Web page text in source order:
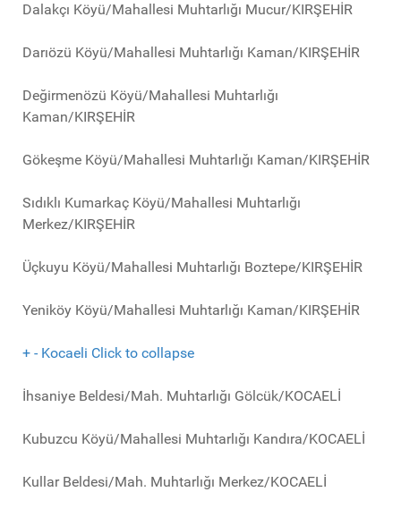
Dalakçı Köyü/Mahallesi Muhtarlığı Mucur/KIRŞEHİR
Darıözü Köyü/Mahallesi Muhtarlığı Kaman/KIRŞEHİR
Değirmenözü Köyü/Mahallesi Muhtarlığı
Kaman/KIRŞEHİR
Gökeşme Köyü/Mahallesi Muhtarlığı Kaman/KIRŞEHİR
Sıdıklı Kumarkaç Köyü/Mahallesi Muhtarlığı
Merkez/KIRŞEHİR
Üçkuyu Köyü/Mahallesi Muhtarlığı Boztepe/KIRŞEHİR
Yeniköy Köyü/Mahallesi Muhtarlığı Kaman/KIRŞEHİR
+ - Kocaeli Click to collapse
İhsaniye Beldesi/Mah. Muhtarlığı Gölcük/KOCAELİ
Kubuzcu Köyü/Mahallesi Muhtarlığı Kandıra/KOCAELİ
Kullar Beldesi/Mah. Muhtarlığı Merkez/KOCAELİ